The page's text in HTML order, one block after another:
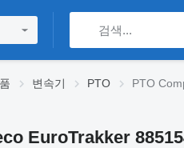
변속기 PTO PTO
EuroTrakker